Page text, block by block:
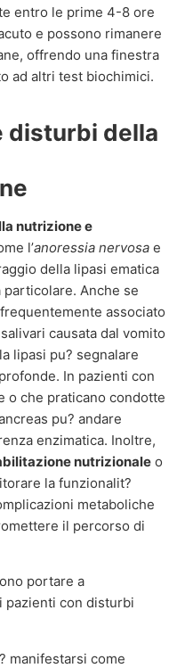
entro le prime 4-8 ore
e possono rimanere
offrendo una finestra
ad altri test biochimici.
disturbi della
nutrizione e
l’anoressia nervosa e
della lipasi ematica
Anche se
associato
causata dal vomito
lipasi pu? segnalare
In pazienti con
o che praticano condotte
pu? andare
enzimatica. Inoltre,
nutrizionale o
la funzionalit?
metaboliche
il percorso di
portare a
pazienti con disturbi
manifestarsi come